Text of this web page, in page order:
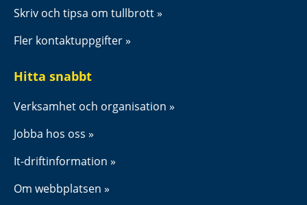
Skriv och tipsa om tullbrott
Fler kontaktuppgifter
Hitta snabbt
Verksamhet och organisation
Jobba hos oss
It-driftinformation
Om webbplatsen